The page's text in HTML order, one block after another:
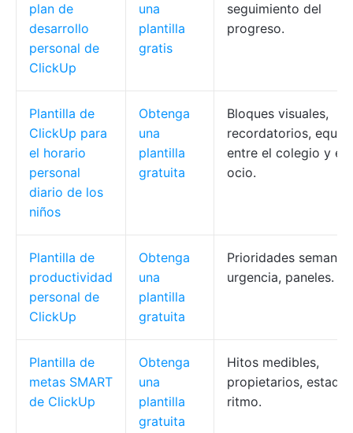
plan de
desarrollo
personal de
ClickUp
una
plantilla
gratis
seguimiento del
progreso.
Plantilla de
ClickUp para
el horario
personal
diario de los
niños
Obtenga
una
plantilla
gratuita
Bloques visuales,
recordatorios,
entre el colegio y el
ocio.
Plantilla de
productividad
personal de
ClickUp
Obtenga
una
plantilla
gratuita
Prioridades
urgencia, paneles.
Plantilla de
metas SMART
de ClickUp
Obtenga
una
plantilla
gratuita
Hitos medibles,
propietarios, estado,
ritmo.